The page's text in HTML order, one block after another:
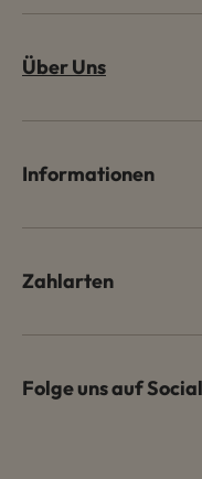
Über Uns
Informationen
Zahlarten
Folge uns auf